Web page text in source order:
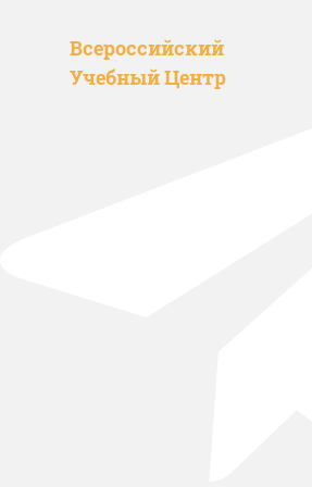
Всероссийский
Учебный Центр